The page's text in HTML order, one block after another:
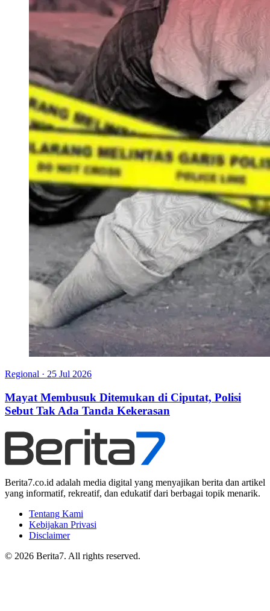
Regional · 25 Jul 2026
Mayat Membusuk Ditemukan di Ciputat, Polisi
Sebut Tak Ada Tanda Kekerasan
Berita7.co.id adalah media digital yang menyajikan berita dan artikel
yang informatif, rekreatif, dan edukatif dari berbagai topik menarik.
Tentang Kami
Kebijakan Privasi
Disclaimer
© 2026 Berita7. All rights reserved.